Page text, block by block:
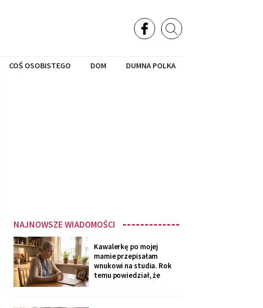
COŚ OSOBISTEGO DOM DUMNA POLKA
NAJNOWSZE WIADOMOŚCI
Kawalerkę po mojej
mamie przepisałam
wnukowi na studia. Rok
temu powiedział, że
musiał ją sprzedać, „bo